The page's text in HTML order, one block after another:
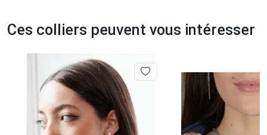
Ces colliers peuvent vous intéresser